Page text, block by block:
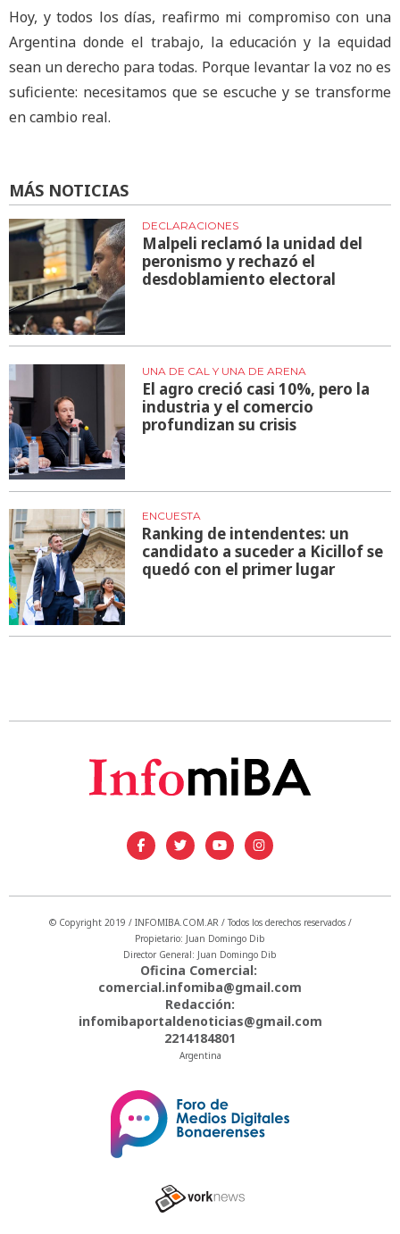
Hoy, y todos los días, reafirmo mi compromiso con una
Argentina donde el trabajo, la educación y la equidad
sean un derecho para todas. Porque levantar la voz no es
suficiente: necesitamos que se escuche y se transforme
en cambio real.
MÁS NOTICIAS
DECLARACIONES
Malpeli reclamó la unidad del
peronismo y rechazó el
desdoblamiento electoral
UNA DE CAL Y UNA DE ARENA
El agro creció casi 10%, pero la
industria y el comercio
profundizan su crisis
ENCUESTA
Ranking de intendentes: un
candidato a suceder a Kicillof se
quedó con el primer lugar
© Copyright 2019 / INFOMIBA.COM.AR / Todos los derechos reservados /
Propietario: Juan Domingo Dib
Director General: Juan Domingo Dib
Oficina Comercial:
comercial.infomiba@gmail.com
Redacción:
infomibaportaldenoticias@gmail.com
2214184801
Argentina